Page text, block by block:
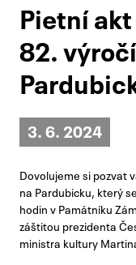
Pietní
82.
3. 6. 2024
Dovolujeme si pozvat
na Pardubicku, který
hodin v Památníku
záštitou prezidenta
ministra kultury